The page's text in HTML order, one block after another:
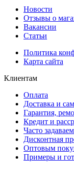
Новости
Отзывы о
Вакансии
Статьи
Политика
Карта сайта
Клиентам
Оплата
Доставка и
Гарантия,
Кредит и
Часто
Дисконтная
Оптовым
Примеры и